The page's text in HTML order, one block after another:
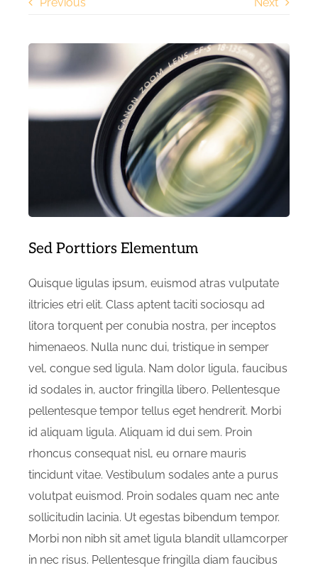
Sed Porttiors Elementum
Quisque ligulas ipsum, euismod atras vulputate
iltricies etri elit. Class aptent taciti sociosqu ad
litora torquent per conubia nostra, per inceptos
himenaeos. Nulla nunc dui, tristique in semper
vel, congue sed ligula. Nam dolor ligula, faucibus
id sodales in, auctor fringilla libero. Pellentesque
pellentesque tempor tellus eget hendrerit. Morbi
id aliquam ligula. Aliquam id dui sem. Proin
rhoncus consequat nisl, eu ornare mauris
tincidunt vitae. Vestibulum sodales ante a purus
volutpat euismod. Proin sodales quam nec ante
sollicitudin lacinia. Ut egestas bibendum tempor.
Morbi non nibh sit amet ligula blandit ullamcorper
in nec risus. Pellentesque fringilla diam faucibus